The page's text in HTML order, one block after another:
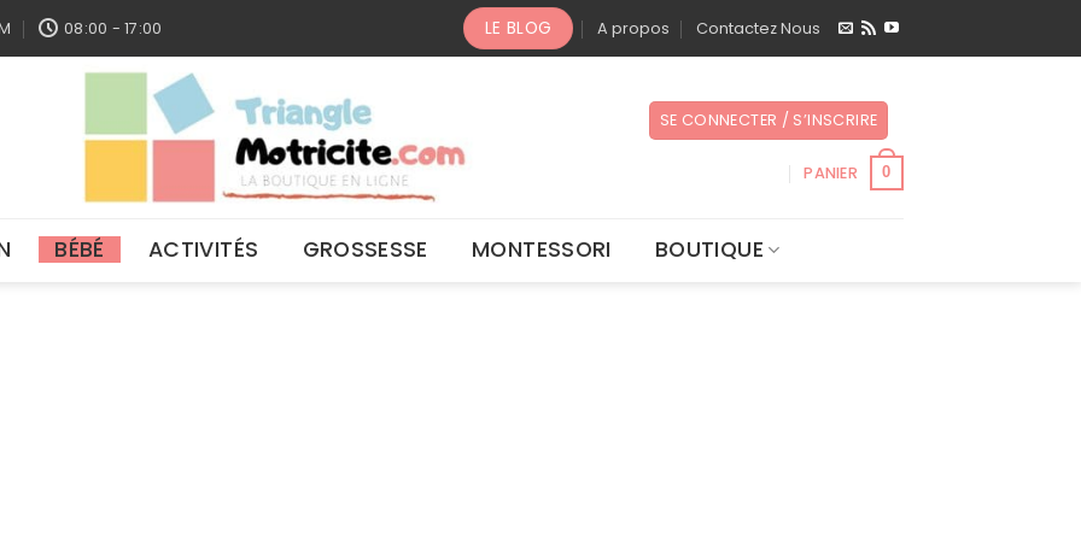
08:00 - 17:00 LE BLOG A propos Contactez Nous
SE CONNECTER / S’INSCRIRE
PANIER 0
BÉBÉ ACTIVITÉS GROSSESSE MONTESSORI BOUTIQUE